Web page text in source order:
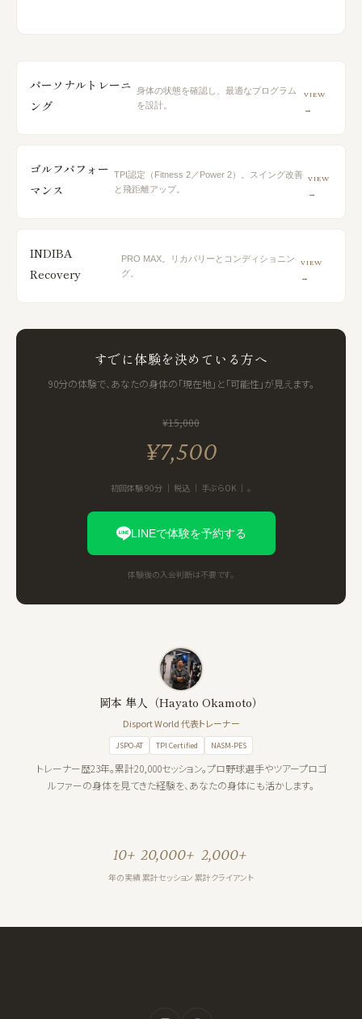
パーソナルトレーニ
ング
身体の状態を確認し、最適なプログラム
を設計。
VIEW
→
ゴルフパフォー
マンス
TPI認定（Fitness 2／Power 2）。スイング改善
と飛距離アップ。
VIEW
→
INDIBA
Recovery
PRO MAX。リカバリーとコンディショニン
グ。
VIEW
→
すでに体験を決めている方へ
90分の体験で、あなたの身体の「現在地」と「可能性」が見えます。
¥15,000
¥7,500
初回体験 90分 ｜ 税込 ｜ 手ぶらOK ｜ 。
LINEで体験を予約する
体験後の入会判断は不要です。
岡本 隼人（Hayato Okamoto）
Disport World 代表トレーナー
JSPO-AT TPI Certified NASM-PES
トレーナー歴23年。累計20,000セッション。プロ野球選手やツアープロゴ
ルファーの身体を見てきた経験を、あなたの身体にも活かします。
10+
年の実績
20,000+
累計セッション
2,000+
累計クライアント